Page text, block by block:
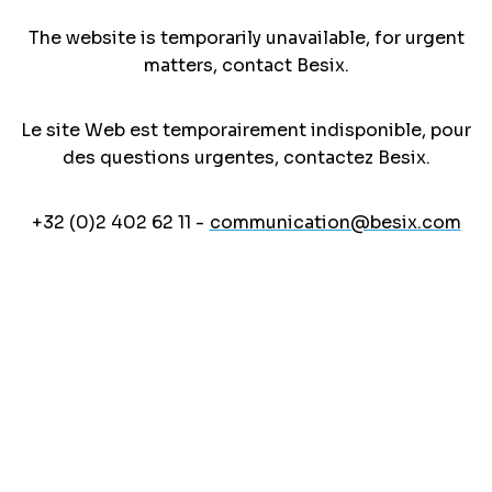
The website is temporarily unavailable, for urgent
matters, contact Besix.
Le site Web est temporairement indisponible, pour
des questions urgentes, contactez Besix.
+32 (0)2 402 62 11 - communication@besix.com